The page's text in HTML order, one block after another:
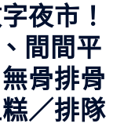
夜市！
間間平
骨排骨
／排隊